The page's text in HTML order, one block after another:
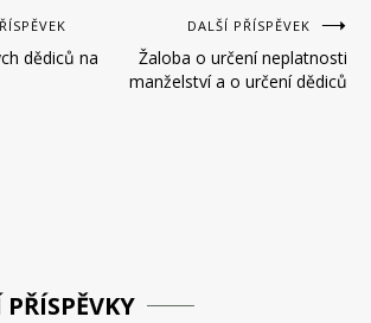
dědiců na
DALŠÍ PŘÍSPĚVEK
Žaloba o určení neplatnosti
manželství a o určení dědiců
PŘÍSPĚVKY